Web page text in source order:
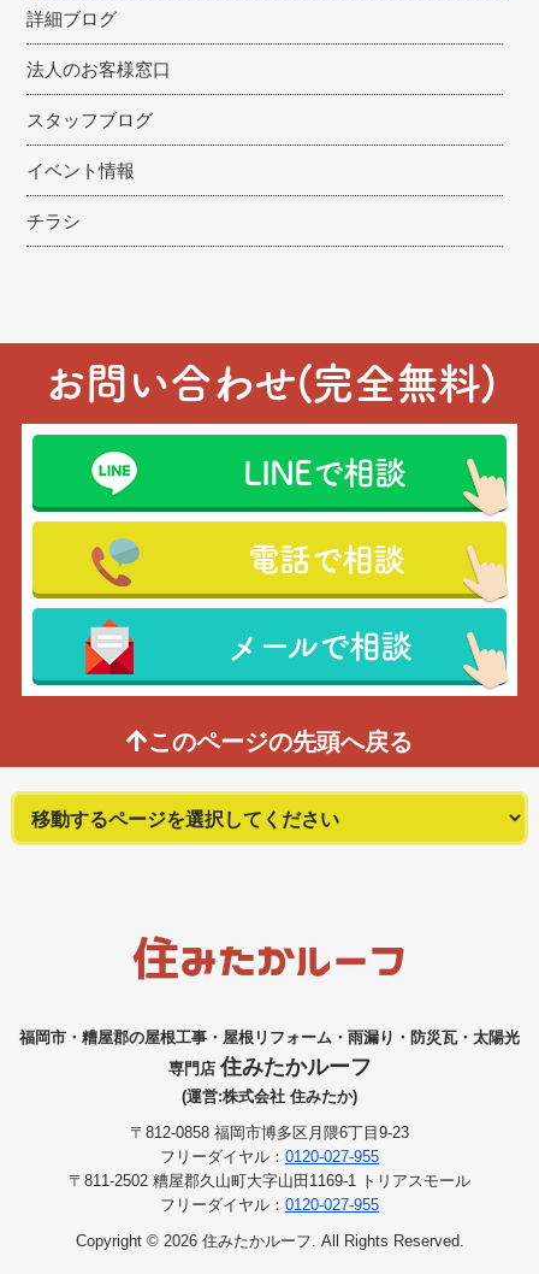
詳細ブログ
法人のお客様窓口
スタッフブログ
イベント情報
チラシ
お問い合わせ(完全無料)
LINEで相談
電話で相談
メールで相談
このページの先頭へ戻る
福岡市・糟屋郡の屋根工事・屋根リフォーム・雨漏り・防災瓦・太陽光
専門店 住みたかルーフ
(運営:株式会社 住みたか)
〒812-0858 福岡市博多区月隈6丁目9-23
フリーダイヤル： 0120-027-955
〒811-2502 糟屋郡久山町大字山田1169-1 トリアスモール
フリーダイヤル： 0120-027-955
Copyright © 2026 住みたかルーフ. All Rights Reserved.